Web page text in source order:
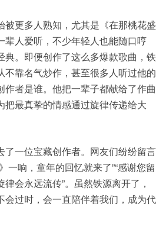
被更多人熟知，尤其是《在那桃花盛
辈人爱听，不少年轻人也能随口哼
典。即便创作了这么多爆款歌曲，铁
不靠名气炒作，甚至很多人听过他的
作者是谁。他把一辈子都献给了作曲
把最真挚的情感通过旋律传递给大
了一位宝藏创作者。网友们纷纷留言
一响，童年的回忆就来了”“感谢您留
会永远流传”。虽然铁源离开了，
会过时，会一直陪伴着我们，成为代